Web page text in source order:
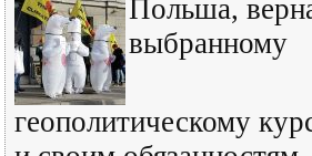
Польша,
выбранному
геополитическому